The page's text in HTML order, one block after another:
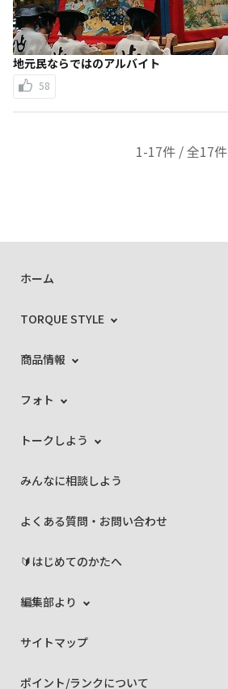
地元民ならではのアルバイト
58
1-17件 / 全17件
ホーム
TORQUE STYLE
商品情報
フォト
トークしよう
みんなに相談しよう
よくある質問・お問い合わせ
🔰はじめてのかたへ
編集部より
サイトマップ
ポイント/ランクについて